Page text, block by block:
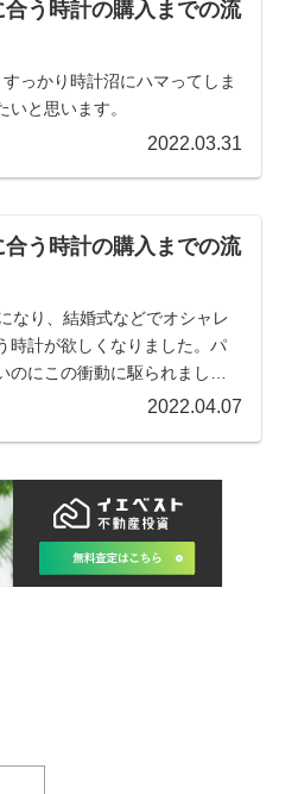
う時計の購入までの流
っかり時計沼にハマってしま
と思います。
2022.03.31
う時計の購入までの流
なり、結婚式などでオシャレ
時計が欲しくなりました。パ
のにこの衝動に駆られまし
2022.04.07